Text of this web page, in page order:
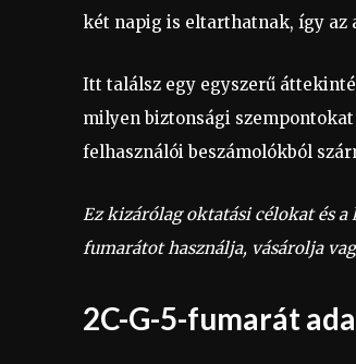
két napig is eltarthatnak, így az
Itt találsz egy egyszerű
milyen biztonsági
felhasználói beszámolókból
Ez kizárólag oktatási célokat és
fumarátot használja, vásárolja
2C-G-5-fumarát